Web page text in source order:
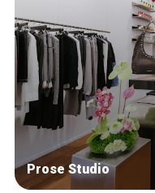
Prose Studio